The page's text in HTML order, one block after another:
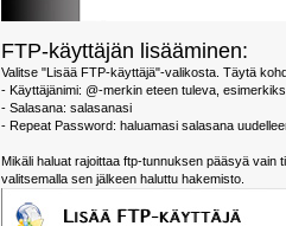
FTP-käyttäjän lisääminen:
Valitse "Lisää FTP-käyttäjä"-valikosta. Täytä
- Käyttäjänimi: @-merkin eteen tuleva,
- Salasana: salasanasi
- Repeat Password: haluamasi salasana
Mikäli haluat rajoittaa ftp-tunnuksen pääsyä vain
valitsemalla sen jälkeen haluttu hakemisto.